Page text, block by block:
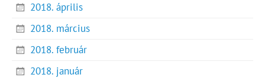
2018. április
2018. március
2018. február
2018. január